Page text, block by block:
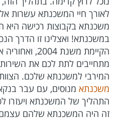
לאורך חיי המשכנתא עשרות
משכנתא בקבוצות רכישה היא
במשכנתא! ואצלינו זו הדרך
הקיימת משנת
מתחייבים לתת לכם את השירות
המירבי למשכנתא שלכם.
משכנתא מנוסים, עם עבר
התהליך של המשכנתא ויעזרו
זה היה המשכנתא שלהם